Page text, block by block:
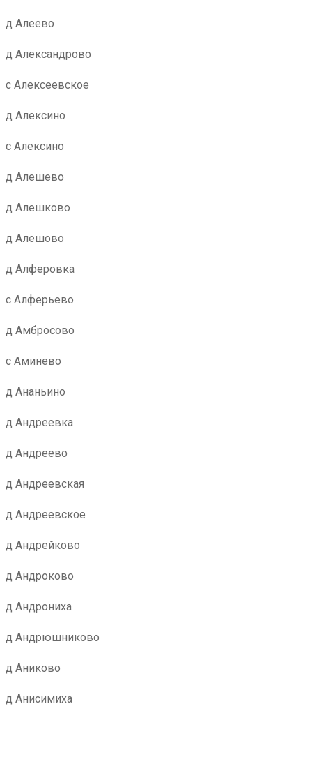
д Алеево
д Александрово
с Алексеевское
д Алексино
с Алексино
д Алешево
д Алешково
д Алешово
д Алферовка
с Алферьево
д Амбросово
с Аминево
д Ананьино
д Андреевка
д Андреево
д Андреевская
д Андреевское
д Андрейково
д Андроково
д Андрониха
д Андрюшниково
д Аниково
д Анисимиха